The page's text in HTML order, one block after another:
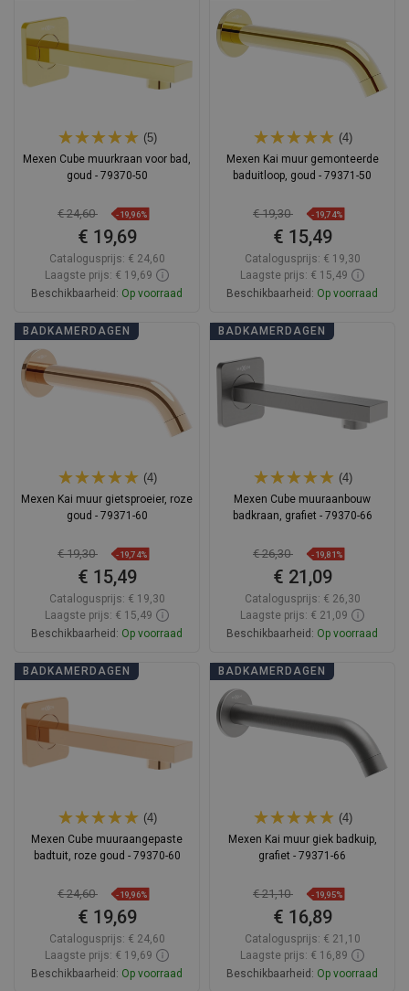
Vergelijk Vergelijk
(5)
Mexen Cube muurkraan voor bad,
goud - 79370-50
€ 24,60 -19,96%
€ 19,69
Catalogusprijs: € 24,60
Laagste prijs: € 19,69
Beschikbaarheid: Op voorraad
In winkelwagen
Vergelijk
(4)
Mexen Kai muur gemonteerde
baduitloop, goud - 79371-50
€ 19,30 -19,74%
€ 15,49
Catalogusprijs: € 19,30
Laagste prijs: € 15,49
Beschikbaarheid: Op voorraad
In winkelwagen
Vergelijk
BADKAMERDAGEN
(4)
Mexen Kai muur gietsproeier, roze
goud - 79371-60
€ 19,30 -19,74%
€ 15,49
Catalogusprijs: € 19,30
Laagste prijs: € 15,49
Beschikbaarheid: Op voorraad
In winkelwagen
Vergelijk
BADKAMERDAGEN
(4)
Mexen Cube muuraanbouw
badkraan, grafiet - 79370-66
€ 26,30 -19,81%
€ 21,09
Catalogusprijs: € 26,30
Laagste prijs: € 21,09
Beschikbaarheid: Op voorraad
In winkelwagen
Vergelijk
BADKAMERDAGEN
(4)
Mexen Cube muuraangepaste
badtuit, roze goud - 79370-60
€ 24,60 -19,96%
€ 19,69
Catalogusprijs: € 24,60
Laagste prijs: € 19,69
Beschikbaarheid: Op voorraad
BADKAMERDAGEN
(4)
Mexen Kai muur giek badkuip,
grafiet - 79371-66
€ 21,10 -19,95%
€ 16,89
Catalogusprijs: € 21,10
Laagste prijs: € 16,89
Beschikbaarheid: Op voorraad